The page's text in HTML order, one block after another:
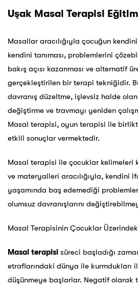
Uşak Masal Terapisi
Masallar aracılığıyla çocuğun
kendini tanıması, problemlerini
bakış açısı kazanması ve alternatif
gerçekleştirilen bir terapi tekniğidir.
davranış düzeltme, işlevsiz halde
değiştirme ve travmayı yeniden
Masal terapisi, oyun terapisi ile
etkili sonuçlar vermektedir.
Masal terapisi ile çocuklar kelimeleri
ve materyalleri aracılığıyla, kendini
yaşamında baş edemediği
olumsuz davranışlarını
Masal Terapisinin Çocuklar
Masal terapisi süreci başladığı
etraflarındaki dünya ile kurmdukları
düşünmeye başlarlar. Negatif olarak